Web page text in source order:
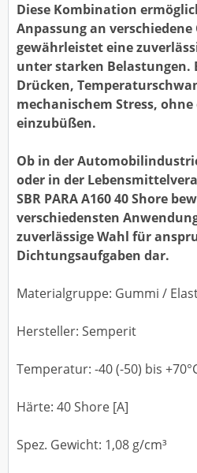
Diese Kombination
Anpassung an
gewährleistet eine
unter starken Belastungen.
Drücken,
mechanischem Stress,
einzubüßen.
Ob in der
oder in der
SBR PARA A160 40 Shore
verschiedensten
zuverlässige Wahl für
Dichtungsaufgaben dar.
Materialgruppe: Gummi /
Hersteller: Semperit
Temperatur: -40 (-50) bis
Härte: 40 Shore [A]
Spez. Gewicht: 1,08 g/cm³